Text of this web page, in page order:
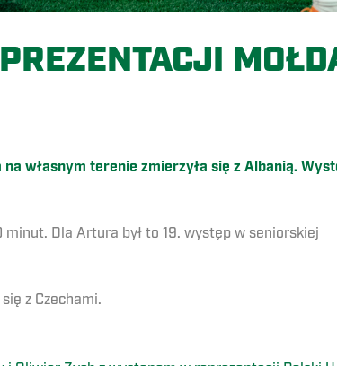
własnym terenie zmierzyła się z Albanią.
Dla Artura był to 19. występ w seniorskiej
z Czechami.